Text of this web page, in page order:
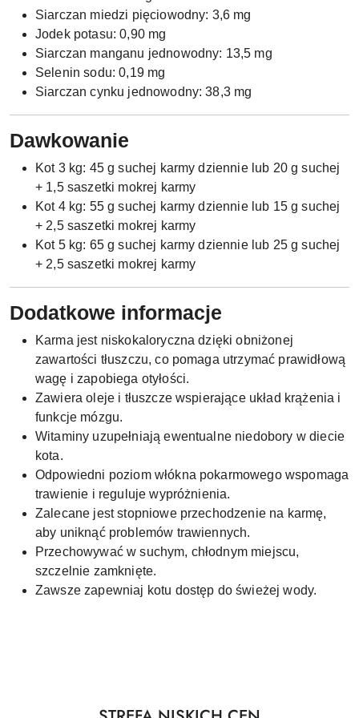
Siarczan miedzi pięciowodny: 3,6 mg
Jodek potasu: 0,90 mg
Siarczan manganu jednowodny: 13,5 mg
Selenin sodu: 0,19 mg
Siarczan cynku jednowodny: 38,3 mg
Dawkowanie
Kot 3 kg: 45 g suchej karmy dziennie lub 20 g suchej
+ 1,5 saszetki mokrej karmy
Kot 4 kg: 55 g suchej karmy dziennie lub 15 g suchej
+ 2,5 saszetki mokrej karmy
Kot 5 kg: 65 g suchej karmy dziennie lub 25 g suchej
+ 2,5 saszetki mokrej karmy
Dodatkowe informacje
Karma jest niskokaloryczna dzięki obniżonej
zawartości tłuszczu, co pomaga utrzymać prawidłową
wagę i zapobiega otyłości.
Zawiera oleje i tłuszcze wspierające układ krążenia i
funkcje mózgu.
Witaminy uzupełniają ewentualne niedobory w diecie
kota.
Odpowiedni poziom włókna pokarmowego wspomaga
trawienie i reguluje wypróżnienia.
Zalecane jest stopniowe przechodzenie na karmę,
aby uniknąć problemów trawiennych.
Przechowywać w suchym, chłodnym miejscu,
szczelnie zamknięte.
Zawsze zapewniaj kotu dostęp do świeżej wody.